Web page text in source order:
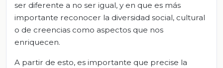
ser diferente a no ser igual, y en que es más
importante reconocer la diversidad social, cultural
o de creencias como aspectos que nos
enriquecen.
A partir de esto, es importante que precise la